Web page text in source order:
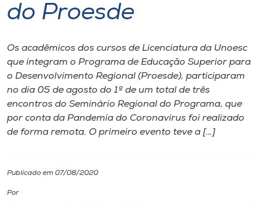
Internacionalização
I.nova
Cultura
do Proesde
Os acadêmicos dos cursos de Licenciatura da Unoesc
que integram o Programa de Educação Superior para
o Desenvolvimento Regional (Proesde), participaram
no dia 05 de agosto do 1º de um total de três
encontros do Seminário Regional do Programa, que
por conta da Pandemia do Coronavírus foi realizado
de forma remota. O primeiro evento teve a […]
Publicado em 07/08/2020
Por